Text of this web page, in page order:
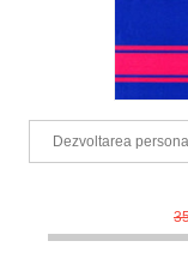
Dezvoltarea